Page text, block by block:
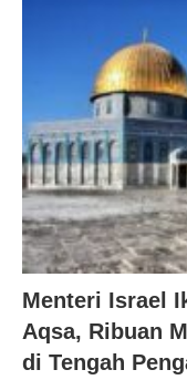
Menteri Israel
Aqsa, Ribuan
di Tengah